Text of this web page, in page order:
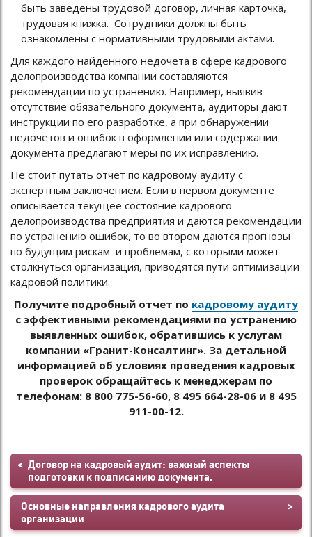
быть заведены трудовой договор, личная карточка,
трудовая книжка. Сотрудники должны быть
ознакомлены с нормативными трудовыми актами.
Для каждого найденного недочета в сфере кадрового
делопроизводства компании составляются
рекомендации по устранению. Например, выявив
отсутствие обязательного документа, аудиторы дают
инструкции по его разработке, а при обнаружении
недочетов и ошибок в оформлении или содержании
документа предлагают меры по их исправлению.
Не стоит путать отчет по кадровому аудиту с
экспертным заключением. Если в первом документе
описывается текущее состояние кадрового
делопроизводства предприятия и даются рекомендации
по устранению ошибок, то во втором даются прогнозы
по будущим рискам и проблемам, с которыми может
столкнуться организация, приводятся пути оптимизации
кадровой политики.
Получите подробный отчет по кадровому аудиту
с эффективными рекомендациями по устранению
выявленных ошибок, обратившись к услугам
компании «Гранит-Консалтинг». За детальной
информацией об условиях проведения кадровых
проверок обращайтесь к менеджерам по
телефонам: 8 800 775-56-60, 8 495 664-28-06 и 8 495
911-00-12.
Договор на кадровый аудит: важный аспекты
подготовки к подписанию документа.
Основные направления кадрового аудита
организации